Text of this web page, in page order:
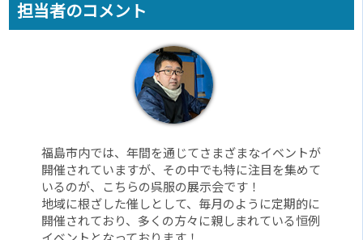
担当者のコメント
福島市内では、年間を通じてさまざまなイベントが
開催されていますが、その中でも特に注目を集めて
いるのが、こちらの呉服の展示会です！
地域に根ざした催しとして、毎月のように定期的に
開催されており、多くの方々に親しまれている恒例